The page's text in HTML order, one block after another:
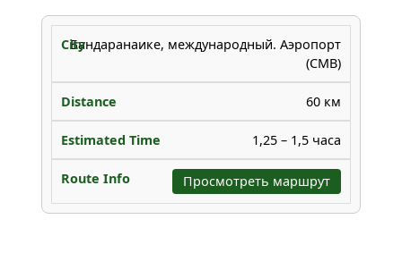
Бандаранаике, международный. Аэропорт
(CMB)
60 км
1,25 – 1,5 часа
Просмотреть маршрут